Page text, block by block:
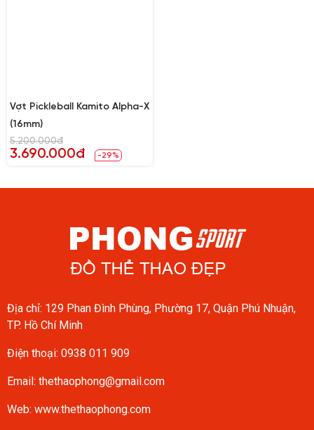
Vợt Pickleball Kamito Alpha-X
(16mm)
5.200.000đ
3.690.000đ -29%
Địa chỉ: 129 Phan Đình Phùng, Phường 17, Quận Phú Nhuận,
TP. Hồ Chí Minh
Điện thoại: 0938 011 909
Email: thethaophong@gmail.com
Web: www.thethaophong.com